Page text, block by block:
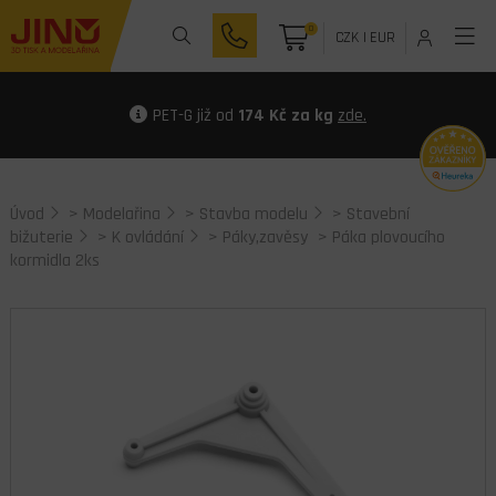
0 CZK| EUR
PET-G již od 174 Kč za kg zde.
Úvod > Modelařina > Stavba modelu > Stavební
bižuterie
> K ovládání > Páky,zavěsy > Páka plovoucího
kormidla 2ks